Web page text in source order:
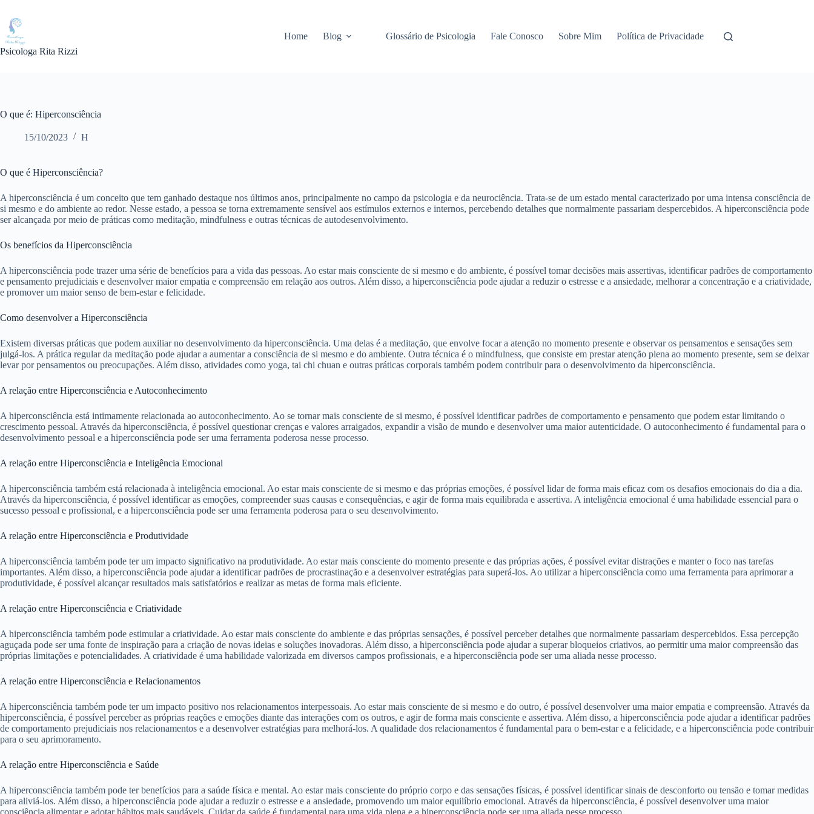
para
conteúdo
Psicologa Rita Rizzi
Home Blog Glossário de Psicologia Fale Conosco Sobre Mim Política de Privacidade
O que é: Hiperconsciência
15/10/2023 H
O que é Hiperconsciência?
A hiperconsciência é um conceito que tem ganhado destaque nos últimos anos, principalmente no campo da psicologia e da neurociência. Trata-se de um estado mental caracterizado por uma intensa consciência de
si mesmo e do ambiente ao redor. Nesse estado, a pessoa se torna extremamente sensível aos estímulos externos e internos, percebendo detalhes que normalmente passariam despercebidos. A hiperconsciência pode
ser alcançada por meio de práticas como meditação, mindfulness e outras técnicas de autodesenvolvimento.
Os benefícios da Hiperconsciência
A hiperconsciência pode trazer uma série de benefícios para a vida das pessoas. Ao estar mais consciente de si mesmo e do ambiente, é possível tomar decisões mais assertivas, identificar padrões de comportamento
e pensamento prejudiciais e desenvolver maior empatia e compreensão em relação aos outros. Além disso, a hiperconsciência pode ajudar a reduzir o estresse e a ansiedade, melhorar a concentração e a criatividade,
e promover um maior senso de bem-estar e felicidade.
Como desenvolver a Hiperconsciência
Existem diversas práticas que podem auxiliar no desenvolvimento da hiperconsciência. Uma delas é a meditação, que envolve focar a atenção no momento presente e observar os pensamentos e sensações sem
julgá-los. A prática regular da meditação pode ajudar a aumentar a consciência de si mesmo e do ambiente. Outra técnica é o mindfulness, que consiste em prestar atenção plena ao momento presente, sem se deixar
levar por pensamentos ou preocupações. Além disso, atividades como yoga, tai chi chuan e outras práticas corporais também podem contribuir para o desenvolvimento da hiperconsciência.
A relação entre Hiperconsciência e Autoconhecimento
A hiperconsciência está intimamente relacionada ao autoconhecimento. Ao se tornar mais consciente de si mesmo, é possível identificar padrões de comportamento e pensamento que podem estar limitando o
crescimento pessoal. Através da hiperconsciência, é possível questionar crenças e valores arraigados, expandir a visão de mundo e desenvolver uma maior autenticidade. O autoconhecimento é fundamental para o
desenvolvimento pessoal e a hiperconsciência pode ser uma ferramenta poderosa nesse processo.
A relação entre Hiperconsciência e Inteligência Emocional
A hiperconsciência também está relacionada à inteligência emocional. Ao estar mais consciente de si mesmo e das próprias emoções, é possível lidar de forma mais eficaz com os desafios emocionais do dia a dia.
Através da hiperconsciência, é possível identificar as emoções, compreender suas causas e consequências, e agir de forma mais equilibrada e assertiva. A inteligência emocional é uma habilidade essencial para o
sucesso pessoal e profissional, e a hiperconsciência pode ser uma ferramenta poderosa para o seu desenvolvimento.
A relação entre Hiperconsciência e Produtividade
A hiperconsciência também pode ter um impacto significativo na produtividade. Ao estar mais consciente do momento presente e das próprias ações, é possível evitar distrações e manter o foco nas tarefas
importantes. Além disso, a hiperconsciência pode ajudar a identificar padrões de procrastinação e a desenvolver estratégias para superá-los. Ao utilizar a hiperconsciência como uma ferramenta para aprimorar a
produtividade, é possível alcançar resultados mais satisfatórios e realizar as metas de forma mais eficiente.
A relação entre Hiperconsciência e Criatividade
A hiperconsciência também pode estimular a criatividade. Ao estar mais consciente do ambiente e das próprias sensações, é possível perceber detalhes que normalmente passariam despercebidos. Essa percepção
aguçada pode ser uma fonte de inspiração para a criação de novas ideias e soluções inovadoras. Além disso, a hiperconsciência pode ajudar a superar bloqueios criativos, ao permitir uma maior compreensão das
próprias limitações e potencialidades. A criatividade é uma habilidade valorizada em diversos campos profissionais, e a hiperconsciência pode ser uma aliada nesse processo.
A relação entre Hiperconsciência e Relacionamentos
A hiperconsciência também pode ter um impacto positivo nos relacionamentos interpessoais. Ao estar mais consciente de si mesmo e do outro, é possível desenvolver uma maior empatia e compreensão. Através da
hiperconsciência, é possível perceber as próprias reações e emoções diante das interações com os outros, e agir de forma mais consciente e assertiva. Além disso, a hiperconsciência pode ajudar a identificar padrões
de comportamento prejudiciais nos relacionamentos e a desenvolver estratégias para melhorá-los. A qualidade dos relacionamentos é fundamental para o bem-estar e a felicidade, e a hiperconsciência pode contribuir
para o seu aprimoramento.
A relação entre Hiperconsciência e Saúde
A hiperconsciência também pode ter benefícios para a saúde física e mental. Ao estar mais consciente do próprio corpo e das sensações físicas, é possível identificar sinais de desconforto ou tensão e tomar medidas
para aliviá-los. Além disso, a hiperconsciência pode ajudar a reduzir o estresse e a ansiedade, promovendo um maior equilíbrio emocional. Através da hiperconsciência, é possível desenvolver uma maior
consciência alimentar e adotar hábitos mais saudáveis. Cuidar da saúde é fundamental para uma vida plena e a hiperconsciência pode ser uma aliada nesse processo.